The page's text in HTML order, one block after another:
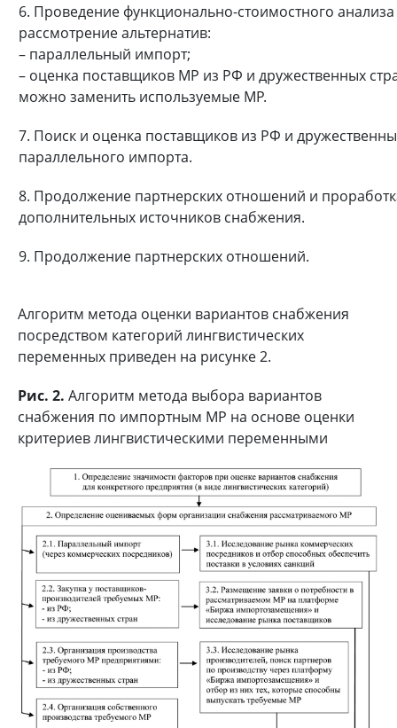
6. Проведение функционально-стоимостного
рассмотрение альтернатив:
– параллельный импорт;
– оценка поставщиков МР из РФ и дружественных
можно заменить используемые МР.
7. Поиск и оценка поставщиков из РФ и
параллельного импорта.
8. Продолжение партнерских отношений и
дополнительных источников снабжения.
9. Продолжение партнерских отношений.
Алгоритм метода оценки вариантов снабжения
посредством категорий лингвистических
переменных приведен на рисунке 2.
Рис. 2. Алгоритм метода выбора вариантов
снабжения по импортным МР на основе оценки
критериев лингвистическими переменными